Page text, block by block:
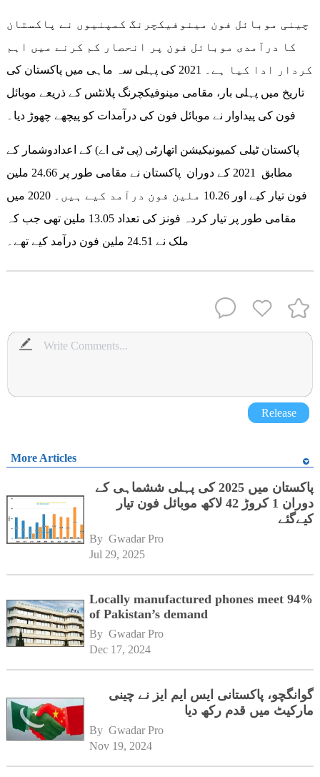
چینی موبائل فون مینوفیکچرنگ کمپنیوں نے پاکستان
کا درآمدی موبائل فون پر انحصار کم کرنے میں اہم
کردار ادا کیا ہے۔ 2021 کی پہلی سہ ماہی میں پاکستان کی
تاریخ میں پہلی بار، مقامی مینوفیکچرنگ پلانٹس کے ذریعے موبائل
فون کی پیداوار نے موبائل فون کی درآمدات کو پیچھے چھوڑ دیا۔
پاکستان ٹیلی کمیونیکیشن اتھارٹی (پی ٹی اے) کے اعدادوشمار کے
مطابق 2021 کے دوران پاکستان نے مقامی طور پر 24.66 ملین
فون تیار کیے اور 10.26 ملین فون درآمد کیے ہیں۔ 2020 میں
مقامی طور پر تیار کردہ فونز کی تعداد 13.05 ملین تھی جب کہ
ملک نے 24.51 ملین فون درآمد کیے تھے۔
Release
More Articles
پاکستان میں 2025 کی پہلی ششماہی کے
دوران 1 کروڑ 42 لاکھ موبائل فون تیار
کیےگئے
By Gwadar Pro
Jul 29, 2025
Locally manufactured phones meet 94%
of Pakistan’s demand
By Gwadar Pro
Dec 17, 2024
گوانگچو، پاکستانی ایس ایم ایز نے چینی
مارکیٹ میں قدم رکھ دیا
By Gwadar Pro
Nov 19, 2024